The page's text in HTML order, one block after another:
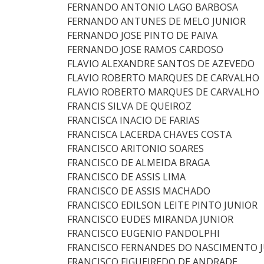
FERNANDO ANTONIO LAGO BARBOSA
FERNANDO ANTUNES DE MELO JUNIOR
FERNANDO JOSE PINTO DE PAIVA
FERNANDO JOSE RAMOS CARDOSO
FLAVIO ALEXANDRE SANTOS DE AZEVEDO
FLAVIO ROBERTO MARQUES DE CARVALHO
FLAVIO ROBERTO MARQUES DE CARVALHO
FRANCIS SILVA DE QUEIROZ
FRANCISCA INACIO DE FARIAS
FRANCISCA LACERDA CHAVES COSTA
FRANCISCO ARITONIO SOARES
FRANCISCO DE ALMEIDA BRAGA
FRANCISCO DE ASSIS LIMA
FRANCISCO DE ASSIS MACHADO
FRANCISCO EDILSON LEITE PINTO JUNIOR
FRANCISCO EUDES MIRANDA JUNIOR
FRANCISCO EUGENIO PANDOLPHI
FRANCISCO FERNANDES DO NASCIMENTO